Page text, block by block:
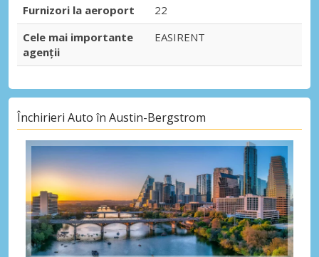
Furnizori la aeroport
22
Cele mai importante
agenții
EASIRENT
Închirieri Auto în Austin-Bergstrom